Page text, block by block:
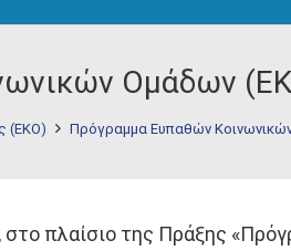
Ομάδων
(ΕΚΟ) Πρόγραμμα Ευπαθών
πλαίσιο της Πράξης